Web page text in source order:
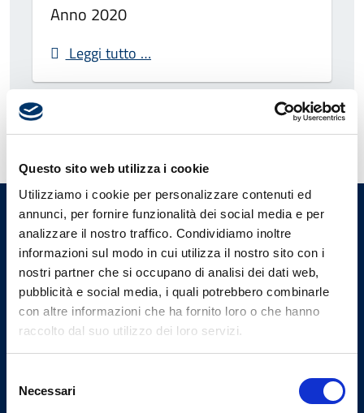
Questo sito web utilizza i cookie
Utilizziamo i cookie per personalizzare contenuti ed
annunci, per fornire funzionalità dei social media e per
analizzare il nostro traffico. Condividiamo inoltre
informazioni sul modo in cui utilizza il nostro sito con i
nostri partner che si occupano di analisi dei dati web,
pubblicità e social media, i quali potrebbero combinarle
con altre informazioni che ha fornito loro o che hanno
raccolto dal suo utilizzo dei loro servizi.
delNecessari
Anno 2020
Leggi tutto …
Ordine Provinciale dei Medici
Chirurghi e degli Odontoiatri
di Perugia
Uffici
Via Settevalli 131/F - 06129